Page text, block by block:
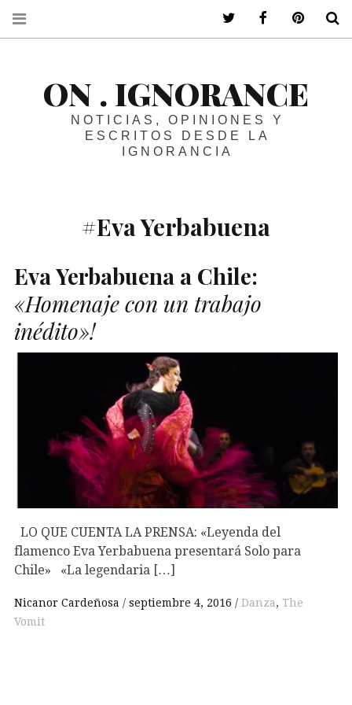
ON . IGNORANCE
NOTICIAS, OPINIONES Y
ESCRITOS DESDE LA
IGNORANCIA
#Eva Yerbabuena
Eva Yerbabuena a Chile:
«Homenaje con un trabajo
inédito»!
LO QUE CUENTA LA PRENSA: «Leyenda del
flamenco Eva Yerbabuena presentará Solo para
Chile» «La legendaria […]
Nicanor Cardeñosa septiembre 4, 2016 Danza, The
Vomit
ir a mi twitterir a mi facebook
ir a mi